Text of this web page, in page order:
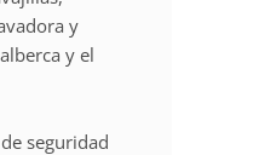
y
y el
seguridad